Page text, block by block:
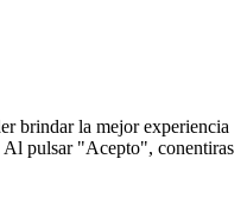
brindar la mejor experiencia
Al pulsar "Acepto", conentiras